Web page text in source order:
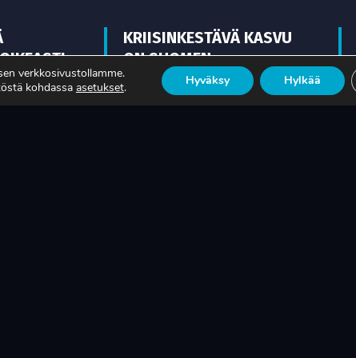
KRIISINKESTÄVÄ KASVU
ON SUOMEN
TEOLLISUUDEN ELINEHTO
verkkosivustollamme.
kohdassa asetukset. Hyväksy Hylkää